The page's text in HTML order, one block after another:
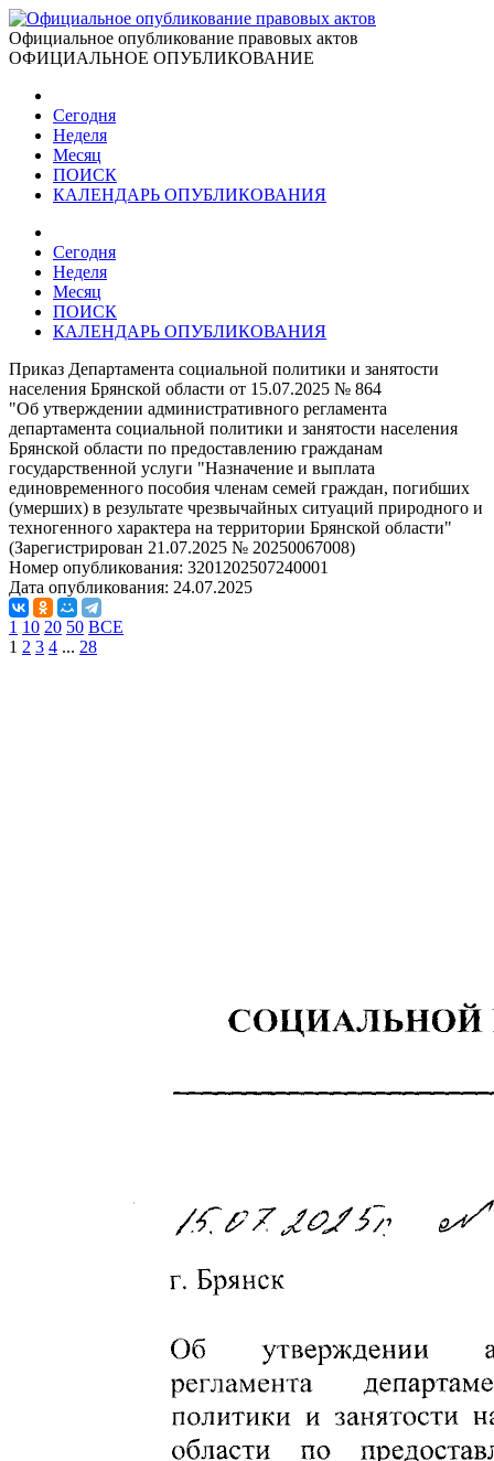
Официальное опубликование правовых актов
ОФИЦИАЛЬНОЕ ОПУБЛИКОВАНИЕ
Сегодня
Неделя
Месяц
ПОИСК
КАЛЕНДАРЬ ОПУБЛИКОВАНИЯ
Сегодня
Неделя
Месяц
ПОИСК
КАЛЕНДАРЬ ОПУБЛИКОВАНИЯ
Приказ Департамента социальной политики и занятости
населения Брянской области от 15.07.2025 № 864
"Об утверждении административного регламента
департамента социальной политики и занятости населения
Брянской области по предоставлению гражданам
государственной услуги "Назначение и выплата
единовременного пособия членам семей граждан, погибших
(умерших) в результате чрезвычайных ситуаций природного и
техногенного характера на территории Брянской области"
(Зарегистрирован 21.07.2025 № 20250067008)
Номер опубликования: 3201202507240001
Дата опубликования: 24.07.2025
1 10 20 50 ВСЕ
1 2 3 4 ... 28